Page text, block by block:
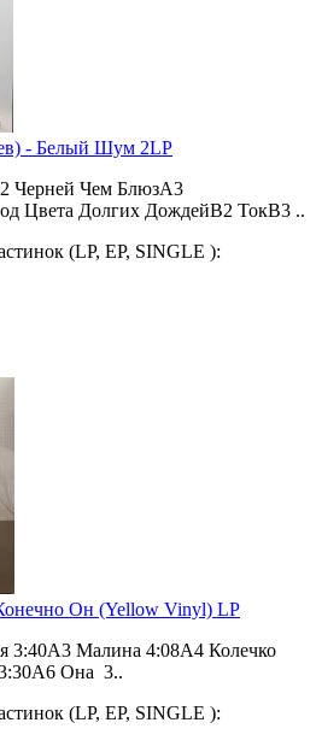
- Белый Шум 2LP
Черней Чем БлюзA3
Цвета Долгих ДождейB2 ТокB3 ..
(LP, EP, SINGLE ):
Он (Yellow Vinyl) LP
3:40A3 Малина 4:08A4 Колечко
Она 3..
(LP, EP, SINGLE ):